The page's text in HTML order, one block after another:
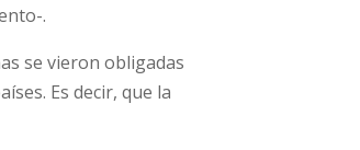
.
se vieron obligadas
Es decir, que la